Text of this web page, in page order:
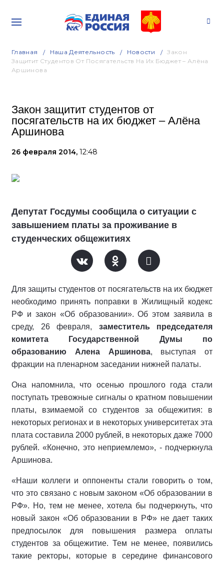
Главная Наша Деятельность Новости
Закон
Защитит Студентов От Посягательств На Их Бюджет – Алёна
Аршинова
Закон защитит студентов от
посягательств на их бюджет – Алёна
Аршинова
26 февраля 2014, 12:48
Депутат Госдумы сообщила о ситуации с
завышением платы за проживание в
студенческих общежитиях
Для защиты студентов от посягательств на их бюджет
необходимо принять поправки в Жилищный кодекс
РФ и закон «Об образовании». Об этом заявила в
среду, 26 февраля, заместитель председателя
комитета Государственной Думы по
образованию Алена Аршинова, выступая от
фракции на пленарном заседании нижней палаты.
Она напомнила, что осенью прошлого года стали
поступать тревожные сигналы о кратном повышении
платы, взимаемой со студентов за общежития: в
некоторых регионах и в некоторых университетах эта
плата составила 2000 рублей, в некоторых даже 7000
рублей. «Конечно, это неприемлемо», - подчеркнула
Аршинова.
«Наши коллеги и оппоненты стали говорить о том,
что это связано с новым законом «Об образовании в
РФ». Но, тем не менее, хотела бы подчеркнуть, что
новый закон «Об образовании в РФ» не дает таких
предпосылок для повышения размера оплаты
студентов за общежитие. Тем не менее, появились
такие ректоры, которые в середине финансового